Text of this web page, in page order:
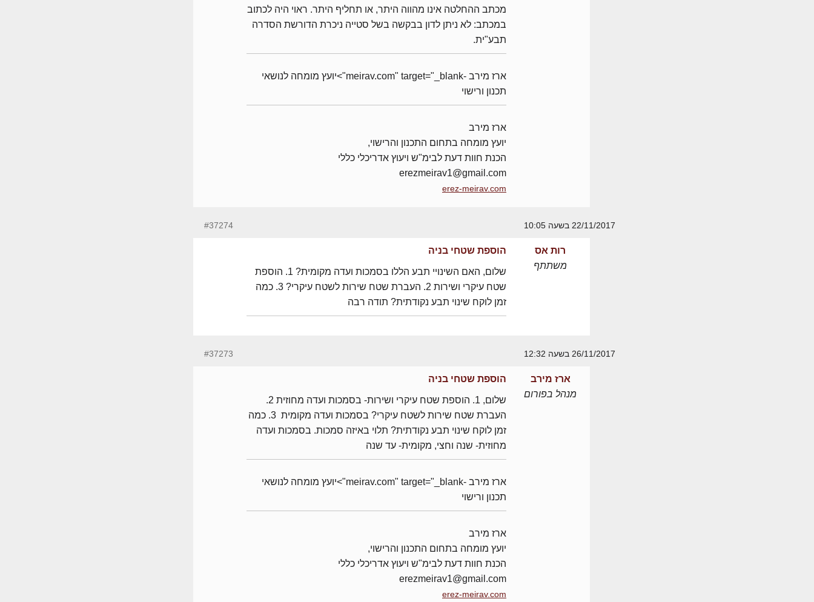
מכתב ההחלטה אינו מהווה היתר, או תחליף היתר. ראוי היה לכתוב
במכתב: לא ניתן לדון בבקשה בשל סטייה ניכרת הדורשת הסדרה
תבע"ית.
ארז מירב -meirav.com" target="_blank">יועץ מומחה לנושאי
תכנון ורישוי
ארז מירב
יועץ מומחה בתחום התכנון והרישוי,
הכנת חוות דעת לבימ"ש ויעוץ אדריכלי כללי
erezmeirav1@gmail.com
erez-meirav.com
22/11/2017 בשעה 10:05 #37274
רות אס
משתתף
הוספת שטחי בניה
שלום, האם השינויי תבע הללו בסמכות ועדה מקומית? 1. הוספת
שטח עיקרי ושירות 2. העברת שטח שירות לשטח עיקרי? 3. כמה
זמן לוקח שינוי תבע נקודתית? תודה רבה
26/11/2017 בשעה 12:32 #37273
ארז מירב
מנהל בפורום
הוספת שטחי בניה
שלום, 1. הוספת שטח עיקרי ושירות- בסמכות ועדה מחוזית 2.
העברת שטח שירות לשטח עיקרי? בסמכות ועדה מקומית 3. כמה
זמן לוקח שינוי תבע נקודתית? תלוי באיזה סמכות. בסמכות ועדה
מחוזית- שנה וחצי, מקומית- עד שנה
ארז מירב -meirav.com" target="_blank">יועץ מומחה לנושאי
תכנון ורישוי
ארז מירב
יועץ מומחה בתחום התכנון והרישוי,
הכנת חוות דעת לבימ"ש ויעוץ אדריכלי כללי
erezmeirav1@gmail.com
erez-meirav.com